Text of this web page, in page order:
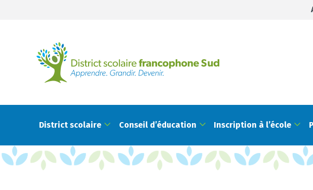
District scolaire Conseil d’éducation Inscription à l’école